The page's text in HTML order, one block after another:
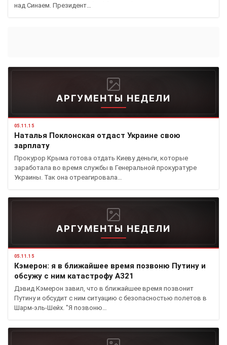
над Синаем. Президент…
АРГУМЕНТЫ НЕДЕЛИ
05.11.15
Наталья Поклонская отдаст Украине свою
зарплату
Прокурор Крыма готова отдать Киеву деньги, которые
заработала во время службы в Генеральной прокуратуре
Украины. Так она отреагировала…
АРГУМЕНТЫ НЕДЕЛИ
05.11.15
Кэмерон: я в ближайшее время позвоню Путину и
обсужу с ним катастрофу А321
Дэвид Кэмерон завил, что в ближайшее время позвонит
Путину и обсудит с ним ситуацию с безопасностью полетов в
Шарм-эль-Шейх. "Я позвоню…